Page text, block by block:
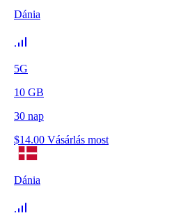
Dánia
5G
10 GB
30 nap
$14.00 Vásárlás most
Dánia